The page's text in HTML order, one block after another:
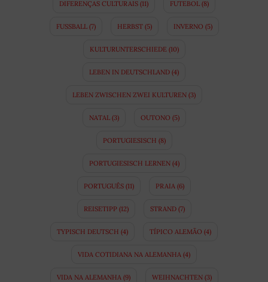
DIFERENÇAS CULTURAIS (11) FUTEBOL (8)
FUSSBALL (7) HERBST(5) INVERNO (5)
KULTURUNTERSCHIEDE(10)
LEBEN IN DEUTSCHLAND (4)
LEBEN ZWISCHEN ZWEI KULTUREN (3)
NATAL(3) OUTONO (5)
PORTUGIESISCH (8)
PORTUGIESISCH LERNEN(4)
PORTUGUÊS (11) PRAIA (6)
REISETIPP(12) STRAND(7)
TYPISCH DEUTSCH (4) TÍPICO ALEMÃO (4)
VIDA COTIDIANA NA ALEMANHA (4)
VIDA NA ALEMANHA (9) WEIHNACHTEN(3)